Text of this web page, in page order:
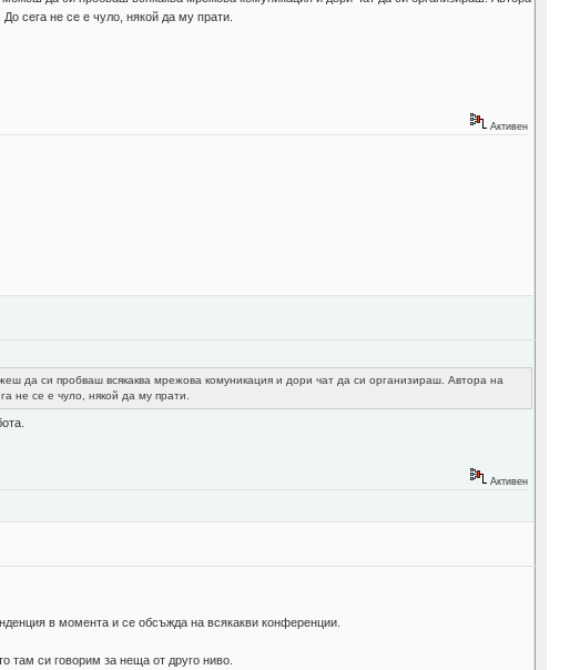
сега не се е чуло, някой да му прати.
Активен
да си пробваш всякаква мрежова комуникация и дори чат да си организираш. Автора на
не се е чуло, някой да му прати.
Активен
в момента и се обсъжда на всякакви конференции.
там си говорим за неща от друго ниво.